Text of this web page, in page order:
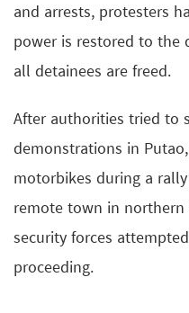
and arrests, protesters
power is restored to the
all detainees are freed.
After authorities tried to
demonstrations in
motorbikes during a
remote town in northern
security forces
proceeding.